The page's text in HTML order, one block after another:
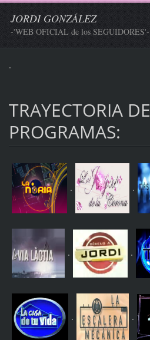
JORDI GONZÁLEZ
-'WEB OFICIAL de los SEGUIDORES'-
.
TRAYECTORIA DE
PROGRAMAS:
. .
. .
. .